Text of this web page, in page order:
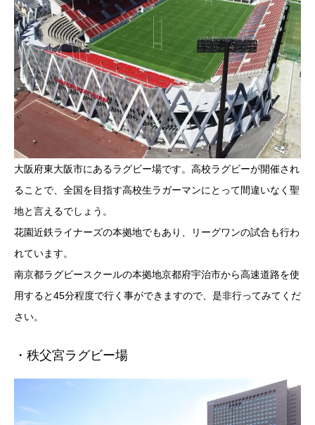
大阪府東大阪市にあるラグビー場です。高校ラグビーが開催され
ることで、全国を目指す高校生ラガーマンにとって間違いなく聖
地と言えるでしょう。
花園近鉄ライナーズの本拠地でもあり、リーグワンの試合も行わ
れています。
南京都ラグビースクールの本拠地京都府宇治市から高速道路を使
用すると45分程度で行く事ができますので、是非行ってみてくだ
さい。
・秩父宮ラグビー場